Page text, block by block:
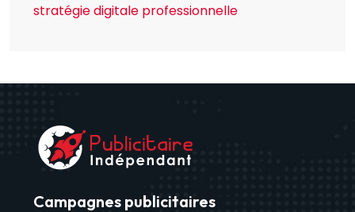
stratégie digitale professionnelle
Campagnes publicitaires